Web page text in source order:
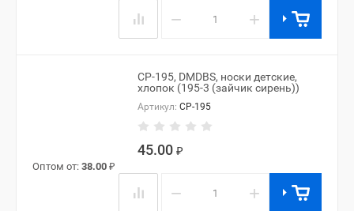
− +
CP-195, DMDBS, носки детские,
хлопок (195-3 (зайчик сирень))
Артикул: CP-195
45.00 ₽
Оптом от: 38.00 ₽
− +